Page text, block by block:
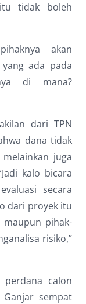
tidak boleh
akan
ada pada
di mana?
dari TPN
dana tidak
juga
kalo bicara
secara
dari proyek itu
maupun pihak-
risiko,”
perdana calon
sempat